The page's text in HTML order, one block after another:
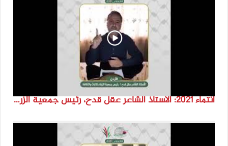
انتماء 2021: الاستاذ الشاعر عقل قدح، رئيس جمعية الزرقاء للتراث والثقافة، الاردن